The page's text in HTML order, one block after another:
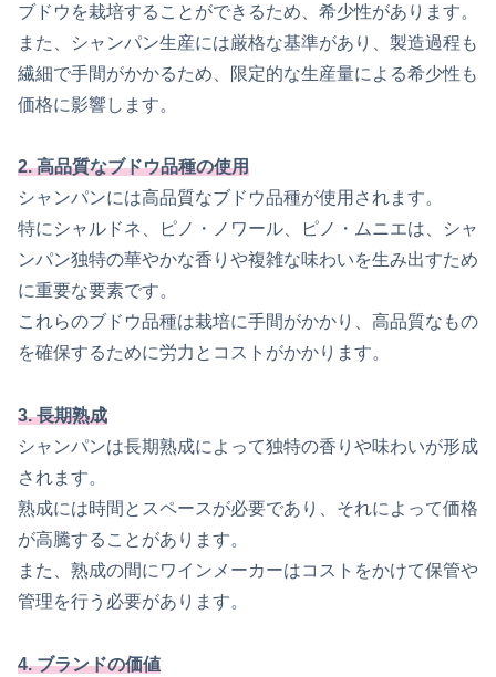
ブドウを栽培することができるため、希少性があります。
また、シャンパン生産には厳格な基準があり、製造過程も
繊細で手間がかかるため、限定的な生産量による希少性も
価格に影響します。
2. 高品質なブドウ品種の使用
シャンパンには高品質なブドウ品種が使用されます。
特にシャルドネ、ピノ・ノワール、ピノ・ムニエは、シャ
ンパン独特の華やかな香りや複雑な味わいを生み出すため
に重要な要素です。
これらのブドウ品種は栽培に手間がかかり、高品質なもの
を確保するために労力とコストがかかります。
3. 長期熟成
シャンパンは長期熟成によって独特の香りや味わいが形成
されます。
熟成には時間とスペースが必要であり、それによって価格
が高騰することがあります。
また、熟成の間にワインメーカーはコストをかけて保管や
管理を行う必要があります。
4. ブランドの価値